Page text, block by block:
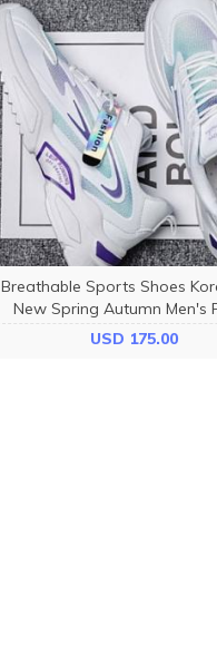
Breathable Sports Shoes
New Spring Autumn Men's
TTG192
USD 175.00